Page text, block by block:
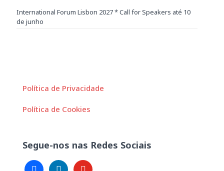
International Forum Lisbon 2027 * Call for Speakers até 10
de junho
Política de Privacidade
Política de Cookies
Segue-nos nas Redes Sociais
facebooklinkedin youtube